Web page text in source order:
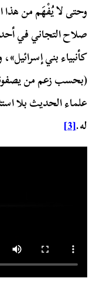
وحتى لا يُفْهَم من هذا
صلاح التجاني في
كأنبياء بني
(بحسب زعم من
علماء الحديث بلا
له.[3]